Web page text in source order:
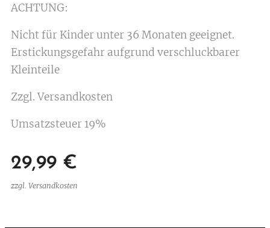
ACHTUNG:
Nicht für Kinder unter 36 Monaten geeignet.
Erstickungsgefahr aufgrund verschluckbarer
Kleinteile
Zzgl. Versandkosten
Umsatzsteuer 19%
29,99 €
zzgl. Versandkosten